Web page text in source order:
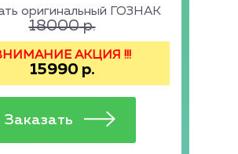
оригинальный ГОЗНАК
18000р.
АКЦИЯ !!!
15990 р.